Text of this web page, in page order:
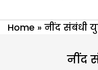
Home » नींद संबंधी
नींद